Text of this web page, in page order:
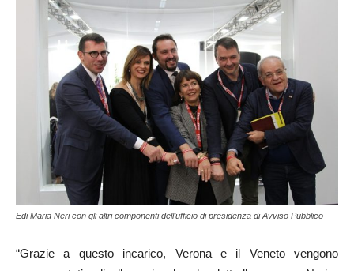
Edi Maria Neri con gli altri componenti dell’ufficio di presidenza di Avviso Pubblico
“Grazie a questo incarico, Verona e il Veneto vengono